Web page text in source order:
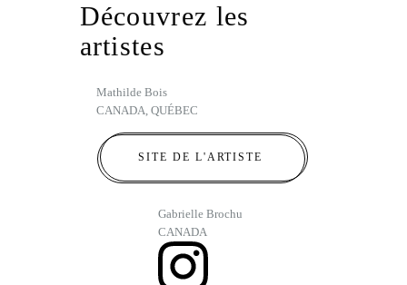
Découvrez les
artistes
Mathilde Bois
CANADA, QUÉBEC
SITE DE L'ARTISTE
Gabrielle Brochu
CANADA